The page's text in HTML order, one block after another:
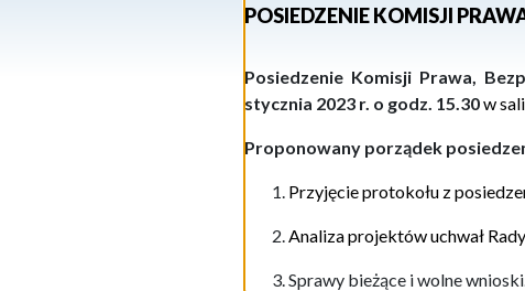
POSIEDZENIE KOMISJI
Posiedzenie Komisji Prawa,
stycznia 2023 r. o godz. 15.30w
Proponowany porządek
Przyjęcie protokołu z posiedze
Analiza projektów uchwał
Sprawy bieżące i wolne